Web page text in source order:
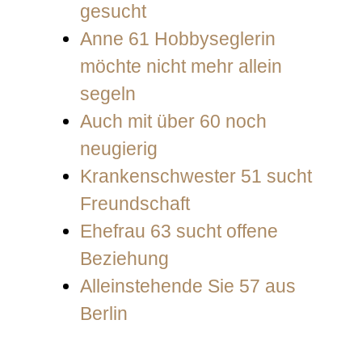
gesucht
Anne 61 Hobbyseglerin
möchte nicht mehr allein
segeln
Auch mit über 60 noch
neugierig
Krankenschwester 51 sucht
Freundschaft
Ehefrau 63 sucht offene
Beziehung
Alleinstehende Sie 57 aus
Berlin